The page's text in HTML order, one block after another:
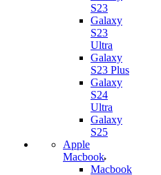
S23
Galaxy
S23
Ultra
Galaxy
S23 Plus
Galaxy
S24
Ultra
Galaxy
S25
Apple
Macbook
Macbook